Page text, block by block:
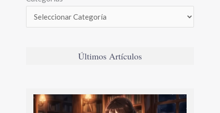
Últimos Artículos